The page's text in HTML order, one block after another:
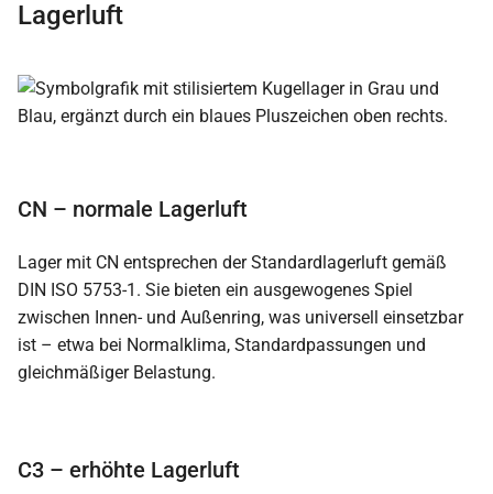
Lagerluft
CN – normale Lagerluft
Lager mit CN entsprechen der Standardlagerluft gemäß
DIN ISO 5753-1. Sie bieten ein ausgewogenes Spiel
zwischen Innen- und Außenring, was universell einsetzbar
ist – etwa bei Normalklima, Standardpassungen und
gleichmäßiger Belastung.
C3 – erhöhte Lagerluft